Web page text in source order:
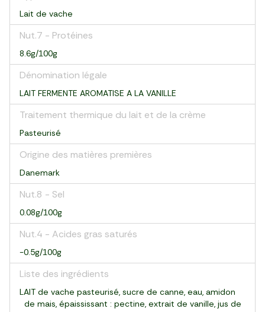
Lait de vache
Nut.7 - Protéines
8.6g/100g
Dénomination légale
LAIT FERMENTE AROMATISE A LA VANILLE
Traitement thermique du lait et de la crème
Pasteurisé
Origine des matières premières
Danemark
Nut.8 - Sel
0.08g/100g
Nut.4 - Acides gras saturés
-0.5g/100g
Liste des ingrédients
LAIT de vache pasteurisé, sucre de canne, eau, amidon
de mais, épaississant : pectine, extrait de vanille, jus de